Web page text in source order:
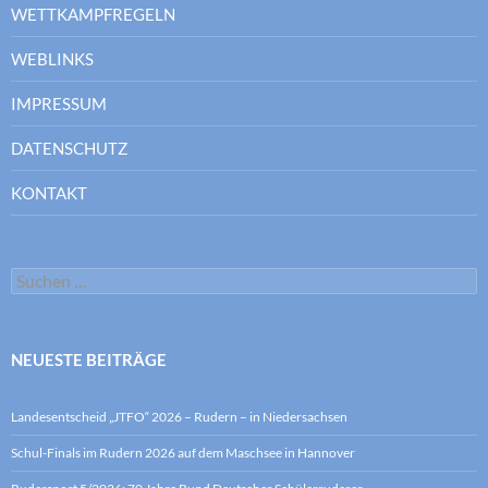
WETTKAMPFREGELN
WEBLINKS
IMPRESSUM
DATENSCHUTZ
KONTAKT
Suchen
nach:
NEUESTE BEITRÄGE
Landesentscheid „JTFO“ 2026 – Rudern – in Niedersachsen
Schul-Finals im Rudern 2026 auf dem Maschsee in Hannover